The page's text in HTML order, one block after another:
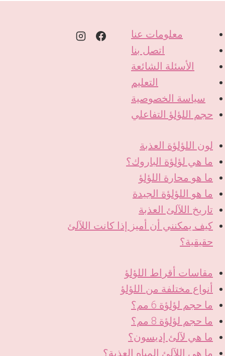
معلومات عنا
اتصل بنا
الأسئلة الشائعة
التعليم
سياسة الخصوصية
حجم اللؤلؤ التفاعلي
لون اللؤلؤة العذبة
ما هي لؤلؤة الباروك؟
ما هو محارة اللؤلؤ
ما هو اللؤلؤة الجيدة
تاريخ اللآلئ العذبة
كيف يمكنني أن أميز إذا كانت اللآلئ
حقيقية؟
مقاسات أقراط اللؤلؤ
أنواع مختلفة من اللؤلؤ
ما حجم لؤلؤة 6 مم؟
ما حجم لؤلؤة 8 مم؟
ما هي لآلئ إديسون؟
ما هي اللآلئ المياه العذبة؟